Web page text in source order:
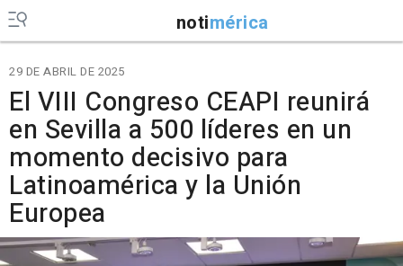
notimérica
29 DE ABRIL DE 2025
El VIII Congreso CEAPI reunirá
en Sevilla a 500 líderes en un
momento decisivo para
Latinoamérica y la Unión
Europea